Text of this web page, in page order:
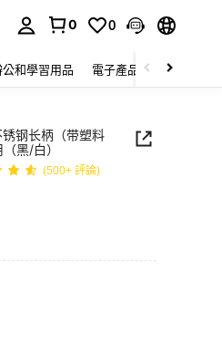
0 0
公和學習用品 電子產品 玩具
钢长柄（带塑料
黑/白）
(500+ 評論)